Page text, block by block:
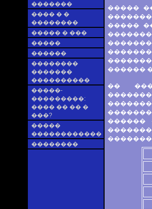
�������
���� � �
��������
����� � ���
�����
������
��������
�������
����������
�����-
���������:
���� �� �� �
���?
�����
������������
��������
�����
�����
������
��
������